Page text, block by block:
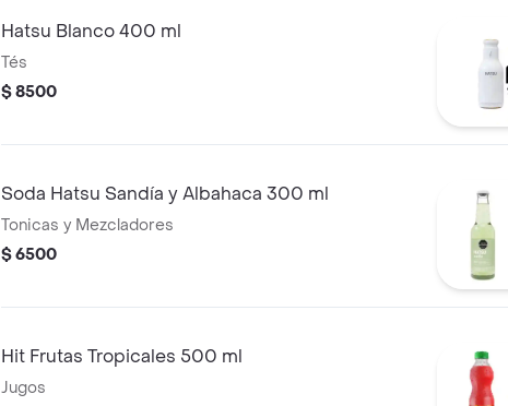
Hatsu Blanco 400 ml
Tés
$ 8500
Soda Hatsu Sandía y Albahaca 300 ml
Tonicas y Mezcladores
$ 6500
Hit Frutas Tropicales 500 ml
Jugos